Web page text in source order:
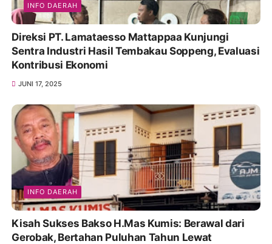
INFO DAERAH
Direksi PT. Lamataesso Mattappaa Kunjungi
Sentra Industri Hasil Tembakau Soppeng, Evaluasi
Kontribusi Ekonomi
JUNI 17, 2025
INFO DAERAH
Kisah Sukses Bakso H.Mas Kumis: Berawal dari
Gerobak, Bertahan Puluhan Tahun Lewat